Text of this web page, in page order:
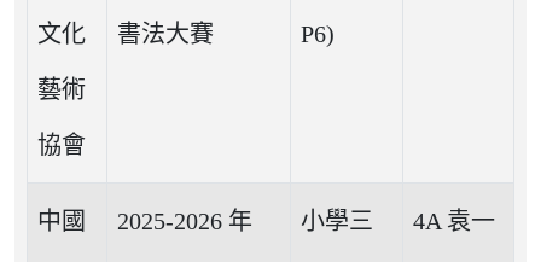
文化
藝術
協會
書法大賽 P6)
中國 2025-2026 年 小學三 4A 袁一